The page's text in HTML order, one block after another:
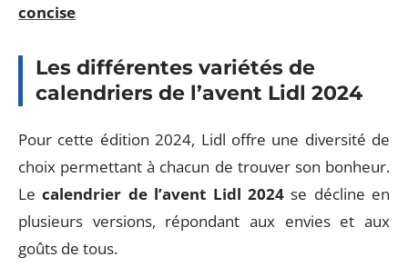
concise
Les différentes variétés de
calendriers de l’avent Lidl 2024
Pour cette édition 2024, Lidl offre une diversité de
choix permettant à chacun de trouver son bonheur.
Lecalendrier de l’avent Lidl 2024se décline en
plusieurs versions, répondant aux envies et aux
goûts de tous.